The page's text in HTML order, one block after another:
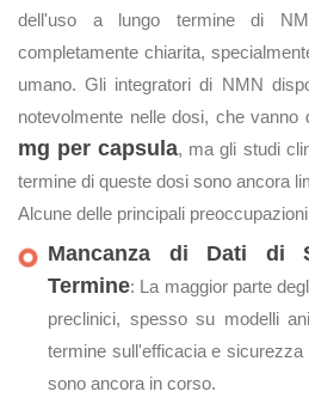
dell'uso a lungo termine di
completamente chiarita,
umano. Gli integratori di NMN
notevolmente nelle dosi, che vanno
mg per capsula, ma gli studi
termine di queste dosi sono ancora
Alcune delle principali
Mancanza di Dati di
Termine: La maggior parte
preclinici, spesso su modelli
termine sull'efficacia e
sono ancora in corso.